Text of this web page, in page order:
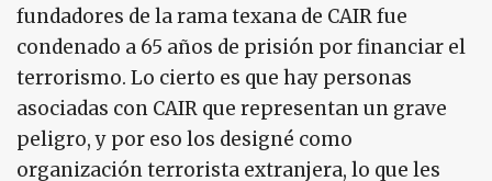
fundadores de la rama texana de CAIR fue
condenado a 65 años de prisión por financiar el
terrorismo. Lo cierto es que hay personas
asociadas con CAIR que representan un grave
peligro, y por eso los designé como
organización terrorista extranjera, lo que les